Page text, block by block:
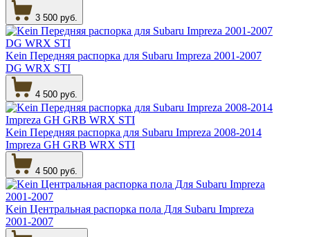
3 500 руб.
Kein Передняя распорка для Subaru Impreza 2001-2007
DG WRX STI
4 500 руб.
Kein Передняя распорка для Subaru Impreza 2008-2014
Impreza GH GRB WRX STI
4 500 руб.
Kein Центральная распорка пола Для Subaru Impreza
2001-2007